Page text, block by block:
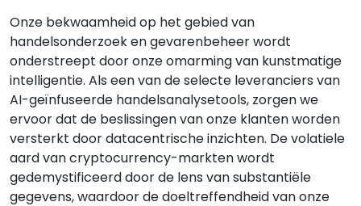
Onze bekwaamheid op het gebied van
handelsonderzoek en gevarenbeheer wordt
onderstreept door onze omarming van kunstmatige
intelligentie. Als een van de selecte leveranciers van
AI-geïnfuseerde handelsanalysetools, zorgen we
ervoor dat de beslissingen van onze klanten worden
versterkt door datacentrische inzichten. De volatiele
aard van cryptocurrency-markten wordt
gedemystificeerd door de lens van substantiële
gegevens, waardoor de doeltreffendheid van onze